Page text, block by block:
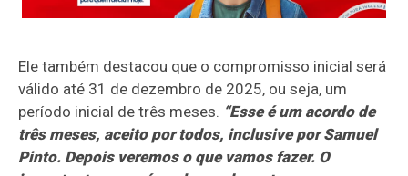
Ele também destacou que o compromisso inicial será
válido até 31 de dezembro de 2025, ou seja, um
período inicial de três meses. “Esse é um acordo de
três meses, aceito por todos, inclusive por Samuel
Pinto. Depois veremos o que vamos fazer. O